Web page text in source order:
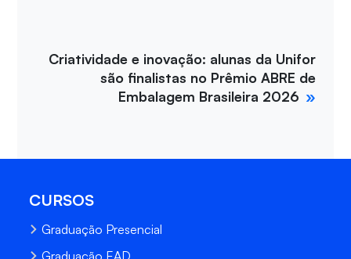
Criatividade e inovação: alunas da Unifor
são finalistas no Prêmio ABRE de
Embalagem Brasileira 2026
CURSOS
Graduação Presencial
Graduação EAD